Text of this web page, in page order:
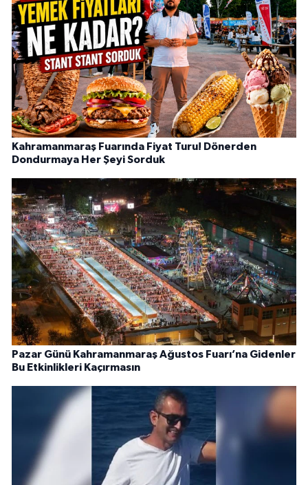
Kahramanmaraş Fuarında Fiyat Turu! Dönerden
Dondurmaya Her Şeyi Sorduk
Pazar Günü Kahramanmaraş Ağustos Fuarı’na Gidenler
Bu Etkinlikleri Kaçırmasın